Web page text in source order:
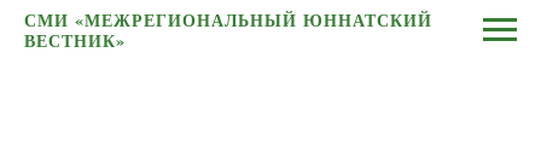
СМИ «МЕЖРЕГИОНАЛЬНЫЙ ЮННАТСКИЙ
ВЕСТНИК»